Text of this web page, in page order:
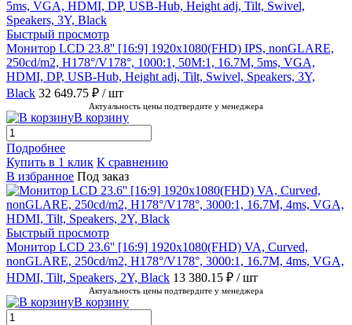
Быстрый просмотр
Монитор LCD 23.8'' [16:9] 1920х1080(FHD) IPS, nonGLARE,
250cd/m2, H178°/V178°, 1000:1, 50M:1, 16.7M, 5ms, VGA,
HDMI, DP, USB-Hub, Height adj, Tilt, Swivel, Speakers, 3Y,
Black 32 649.75 ₽ / шт
Актуальность цены подтвердите у менеджера
В корзину
Подробнее
Купить в 1 клик К сравнению
В избранное Под заказ
Быстрый просмотр
Монитор LCD 23.6'' [16:9] 1920х1080(FHD) VA, Curved,
nonGLARE, 250cd/m2, H178°/V178°, 3000:1, 16.7M, 4ms, VGA,
HDMI, Tilt, Speakers, 2Y, Black 13 380.15 ₽ / шт
Актуальность цены подтвердите у менеджера
В корзину